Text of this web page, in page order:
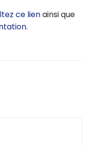
ce lienainsi que